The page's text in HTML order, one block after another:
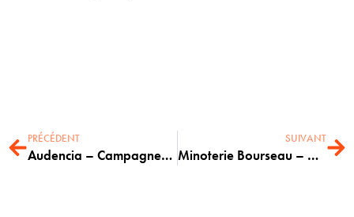
PRÉCÉDENT
Audencia – Campagnes digitales TikTok
SUIVANT
Minoterie Bourseau – Aftermovie